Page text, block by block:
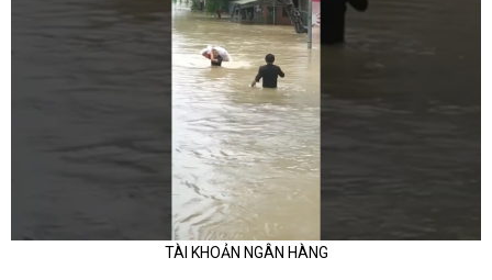
TÀI KHOẢN NGÂN HÀNG